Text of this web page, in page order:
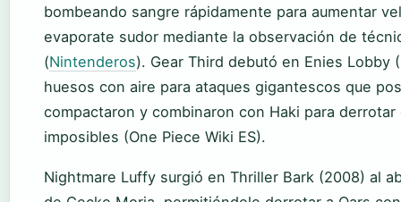
bombeando sangre rápidamente para aumentar
evaporate sudor mediante la observación de
(Nintenderos). Gear Third debutó en Enies Lobby
huesos con aire para ataques gigantescos que
compactaron y combinaron con Haki para
imposibles (One Piece Wiki ES).
Nightmare Luffy surgió en Thriller Bark (2008) al